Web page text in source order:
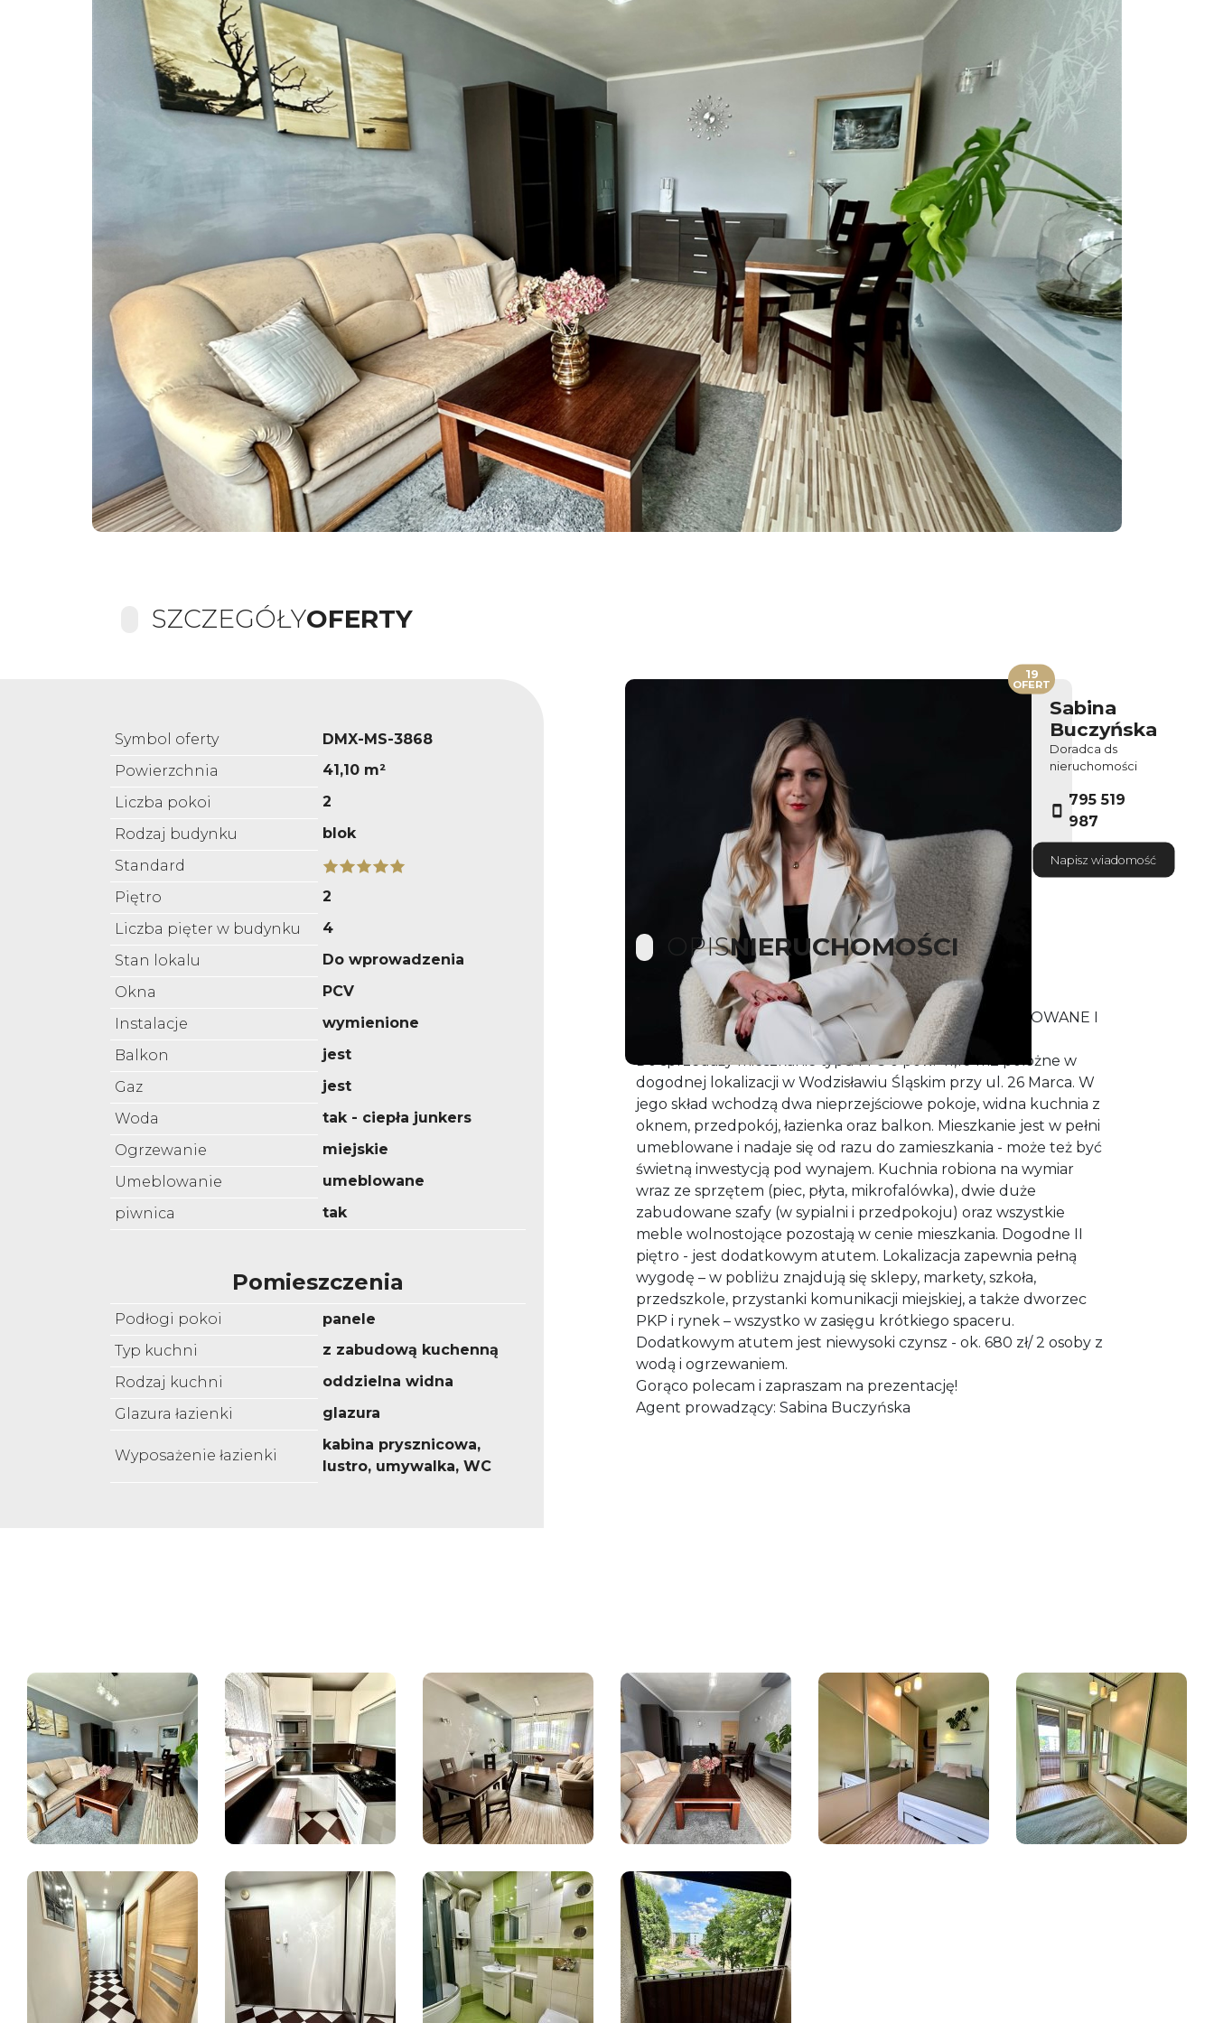
SZCZEGÓŁYOFERTY
Symbol oferty
DMX-MS-3868
Powierzchnia
41,10 m²
Liczba pokoi
2
Rodzaj budynku
blok
Standard
Piętro
2
Liczba pięter w budynku
4
Stan lokalu
Do wprowadzenia
Okna
PCV
Instalacje
wymienione
Balkon
jest
Gaz
jest
Woda
tak - ciepła junkers
Ogrzewanie
miejskie
Umeblowanie
umeblowane
piwnica
tak
Pomieszczenia
Podłogi pokoi
panele
Typ kuchni
z zabudową kuchenną
Rodzaj kuchni
oddzielna widna
Glazura łazienki
glazura
Wyposażenie łazienki
kabina prysznicowa,
lustro, umywalka, WC
Sabina
Buczyńska
Doradca ds
nieruchomości
795 519
987
Napisz wiadomość
19
OFERT
OPISNIERUCHOMOŚCI
M- 3 W CENTRUM WODZISŁAWIA ŚLĄSKIEGO UMEBLOWANE I
GOTOWE DO ZAMIESZKANIA!
Do sprzedaży mieszkanie typu M-3 o pow. 41,10 m2 położne w
dogodnej lokalizacji w Wodzisławiu Śląskim przy ul. 26 Marca. W
jego skład wchodzą dwa nieprzejściowe pokoje, widna kuchnia z
oknem, przedpokój, łazienka oraz balkon. Mieszkanie jest w pełni
umeblowane i nadaje się od razu do zamieszkania - może też być
świetną inwestycją pod wynajem. Kuchnia robiona na wymiar
wraz ze sprzętem (piec, płyta, mikrofalówka), dwie duże
zabudowane szafy (w sypialni i przedpokoju) oraz wszystkie
meble wolnostojące pozostają w cenie mieszkania. Dogodne II
piętro - jest dodatkowym atutem. Lokalizacja zapewnia pełną
wygodę – w pobliżu znajdują się sklepy, markety, szkoła,
przedszkole, przystanki komunikacji miejskiej, a także dworzec
PKP i rynek – wszystko w zasięgu krótkiego spaceru.
Dodatkowym atutem jest niewysoki czynsz - ok. 680 zł/ 2 osoby z
wodą i ogrzewaniem.
Gorąco polecam i zapraszam na prezentację!
Agent prowadzący: Sabina Buczyńska